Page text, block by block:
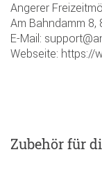
Angerer
Am Bahndamm 8,
E-Mail:
Webseite: https://
Zubehörfür